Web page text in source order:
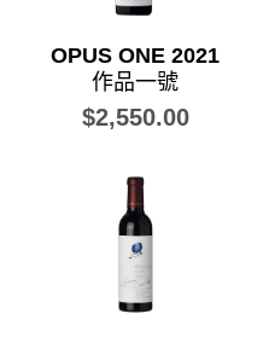
OPUS ONE 2021
作品一號
$2,550.00